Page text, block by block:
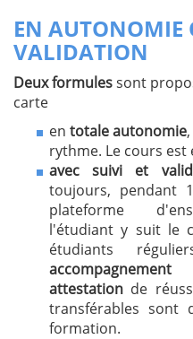
EN AUTONOMIE
VALIDATION
Deux formulessont
carte
entotale autonomie
rythme. Le cours est
avec suivi et
toujours, pendant
plateforme
l'étudiant y suit le
étudiants
accompagnement
attestation de
transférables
formation.